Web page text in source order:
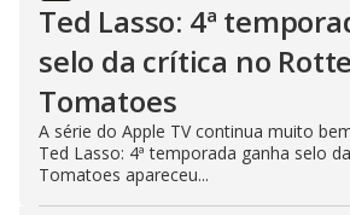
Ted Lasso: 4ª
selo da crítica no
Tomatoes
A série do Apple TV continua muito
Ted Lasso: 4ª temporada ganha selo
Tomatoes apareceu...